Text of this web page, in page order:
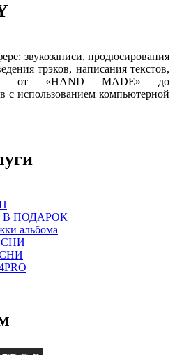
звукозаписи, продюсирования
трэков, написания текстов,
от «HAND MADE» до
с использованием компьютерной
ПОДАРОК
альбома